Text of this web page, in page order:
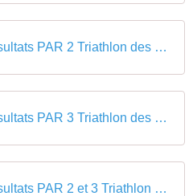
Résultats PAR 2 Triathlon des 3 Fontaines 2019
Résultats PAR 3 Triathlon des 3 Fontaines 2019
Résultats PAR 2 et 3 Triathlon des 3 Fontaines 2019